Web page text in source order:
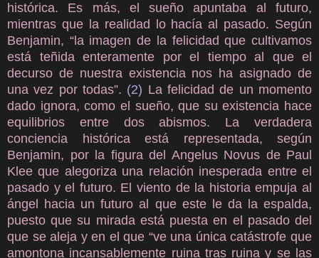
histórica. Es más, el sueño apuntaba al futuro,
mientras que la realidad lo hacía al pasado. Según
Benjamin, “la imagen de la felicidad que cultivamos
está teñida enteramente por el tiempo al que el
decurso de nuestra existencia nos ha asignado de
una vez por todas”. (2) La felicidad de un momento
dado ignora, como el sueño, que su existencia hace
equilibrios entre dos abismos. La verdadera
conciencia histórica está representada, según
Benjamin, por la figura del Angelus Novus de Paul
Klee que alegoriza una relación inesperada entre el
pasado y el futuro. El viento de la historia empuja al
ángel hacia un futuro al que este le da la espalda,
puesto que su mirada está puesta en el pasado del
que se aleja y en el que “ve una única catástrofe que
amontona incansablemente ruina tras ruina y se las